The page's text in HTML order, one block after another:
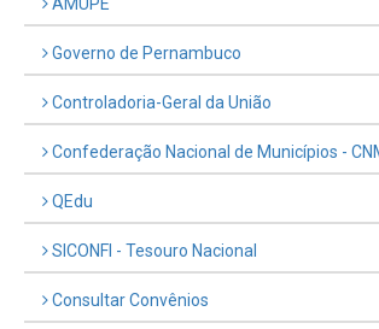
AMUPE
Governo de Pernambuco
Controladoria-Geral da União
Confederação Nacional de Municípios - CNM
QEdu
SICONFI - Tesouro Nacional